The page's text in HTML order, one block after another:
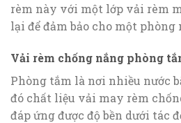
rèm này với một lớp vải rèm
lại để đảm bảo cho một
Vải rèm chống nắng phòng
Phòng tắm là nơi nhiều nước
đó chất liệu vải may rèm
đáp ứng được độ bền dưới tác